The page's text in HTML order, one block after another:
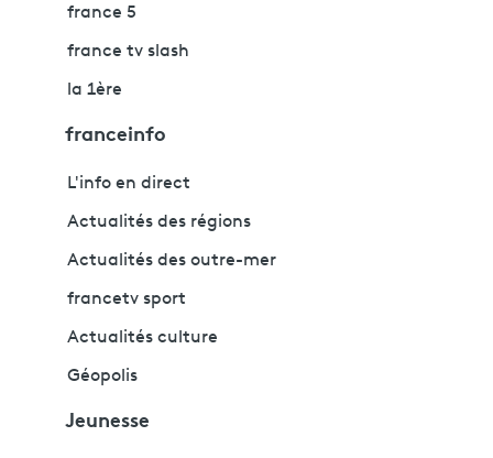
france 5
france tv slash
la 1ère
franceinfo
L'info en direct
Actualités des régions
Actualités des outre-mer
francetv sport
Actualités culture
Géopolis
Jeunesse